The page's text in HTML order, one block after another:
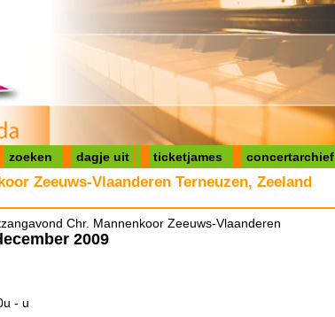
zoeken dagje uit ticketjames concertarchief
Zeeuws-Vlaanderen Terneuzen, Zeeland
Chr. Mannenkoor Zeeuws-Vlaanderen
2009
- u